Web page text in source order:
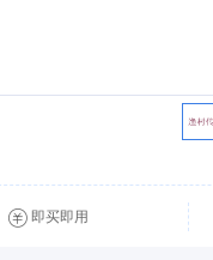
即买即用